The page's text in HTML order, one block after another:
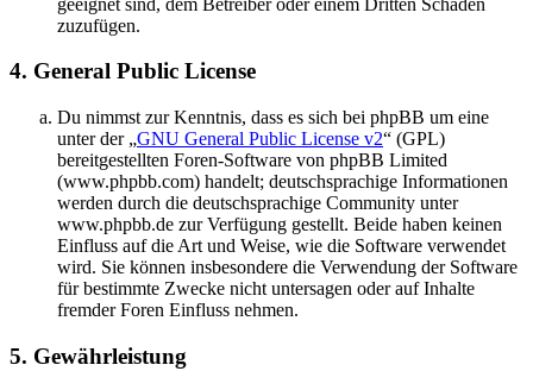
zuzufügen.
4. General Public License
Du nimmst zur Kenntnis, dass es sich bei phpBB um eine
unter der „GNU General Public License v2“ (GPL)
bereitgestellten Foren-Software von phpBB Limited
(www.phpbb.com) handelt; deutschsprachige Informationen
werden durch die deutschsprachige Community unter
www.phpbb.de zur Verfügung gestellt. Beide haben keinen
Einfluss auf die Art und Weise, wie die Software verwendet
wird. Sie können insbesondere die Verwendung der Software
für bestimmte Zwecke nicht untersagen oder auf Inhalte
fremder Foren Einfluss nehmen.
5. Gewährleistung